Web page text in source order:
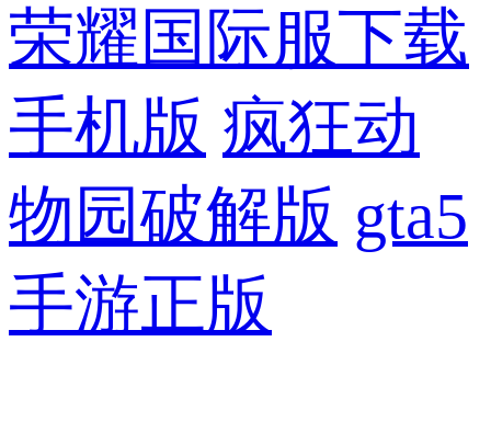
荣耀国际服下载
手机版 疯狂动
物园破解版 gta5
手游正版